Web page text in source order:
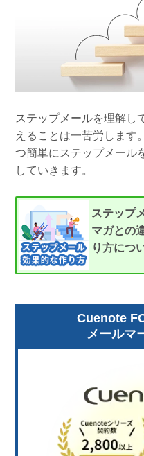
アンケートシステム・フォーム
SNSプロモーション支援事業
システム連携・効率化
セキュリティ対策
デジタルマーケティン
ステップメールを理解し
えることは一苦労します
つ簡単にステップメール
していきます。
ステップ
マガとの
り方につ
Cuenote
メールマ